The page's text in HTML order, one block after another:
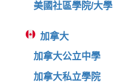
美國社區學院/大學
加拿大
加拿大公立中學
加拿大私立學院